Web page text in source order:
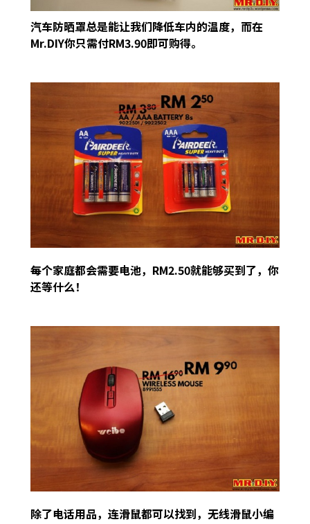
汽车防晒罩总是能让我们降低车内的温度，而在
Mr.DIY你只需付RM3.90即可购得。
每个家庭都会需要电池，RM2.50就能够买到了，你
还等什么！
除了电话用品，连滑鼠都可以找到，无线滑鼠小编